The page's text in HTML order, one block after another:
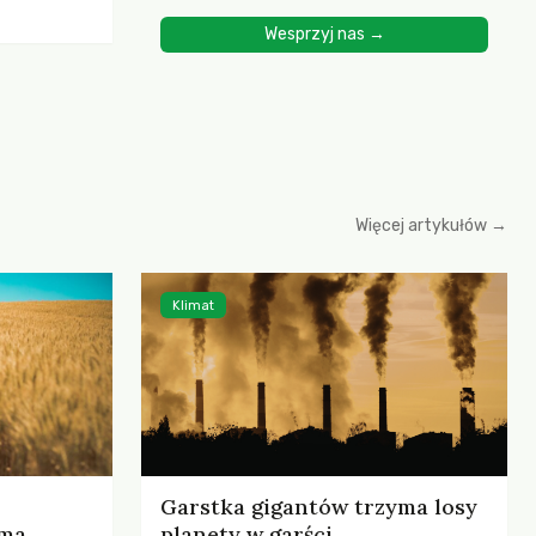
Wesprzyj nas →
Więcej artykułów →
Garstka gigantów trzyma losy
Klimat